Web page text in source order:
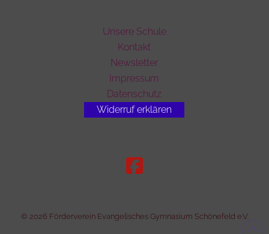
Unsere Schule
Kontakt
Newsletter
Impressum
Datenschutz
Widerruf erklären
© 2026 Förderverein Evangelisches Gymnasium Schönefeld e.V.